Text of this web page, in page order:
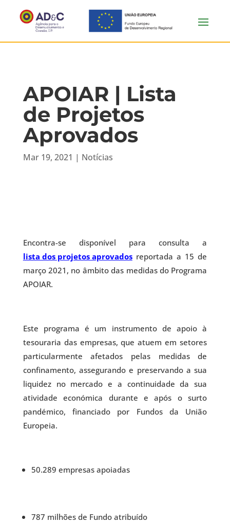
APOIAR | Lista
de Projetos
Aprovados
Mar 19, 2021 | Notícias
Encontra-se disponível para consulta a
lista dos projetos aprovadosreportada a 15 de
março 2021, no âmbito das medidas do Programa
APOIAR.
Este programa é um instrumento de apoio à
tesouraria das empresas, que atuem em setores
particularmente afetados pelas medidas de
confinamento, assegurando e preservando a sua
liquidez no mercado e a continuidade da sua
atividade económica durante e após o surto
pandémico, financiado por Fundos da União
Europeia.
50.289 empresas apoiadas
787 milhões de Fundo atribuído